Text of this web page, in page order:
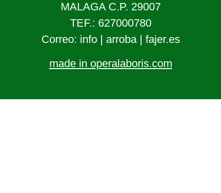
MALAGA C.P. 29007
TEF.: 627000780
Correo: info | arroba | fajer.es
made in operalaboris.com